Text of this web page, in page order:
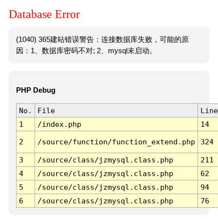
Database Error
(1040) 365建站错误警告：连接数据库失败，可能的原
因：1、数据库密码不对; 2、mysql未启动。
PHP Debug
No. File
Line
1
/index.php 14
2 /source/function/function_extend.php 324
3 /source/class/jzmysql.class.php
211
4
/source/class/jzmysql.class.php
62
5
/source/class/jzmysql.class.php
94
6
/source/class/jzmysql.class.php 76